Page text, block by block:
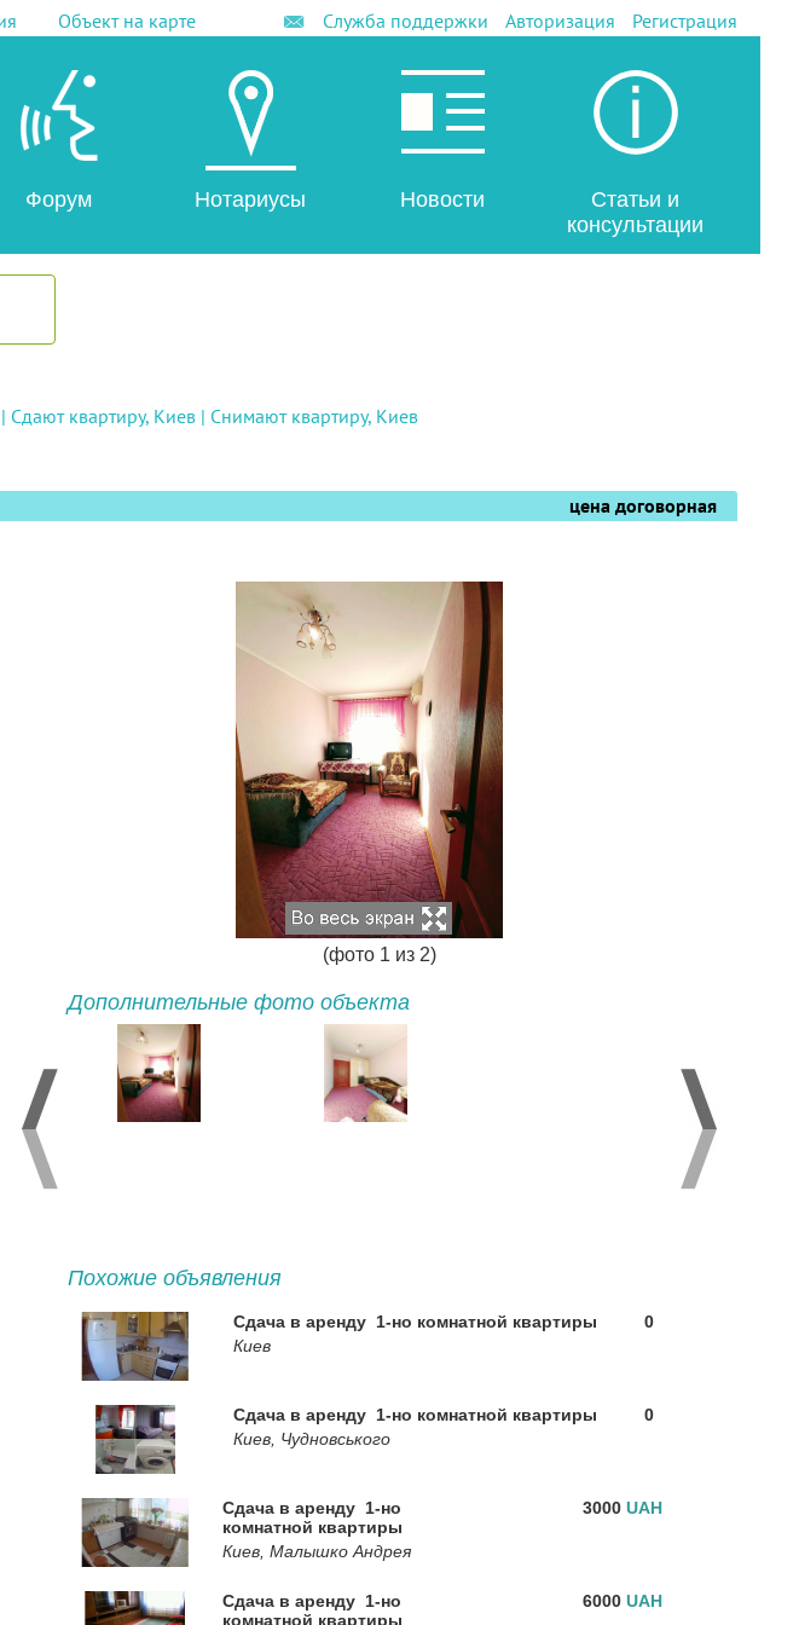
Объект на карте Служба поддержки Авторизация Регистрация
Форум Нотариусы Новости
Статьи и
консультации
Сдают квартиру, Киев| Снимают квартиру, Киев
цена договорная
(фото 1 из 2)
Дополнительные фото объекта
Похожие объявления
Сдача в аренду 1-но комнатной квартиры
Киев
0
Сдача в аренду 1-но комнатной квартиры
Киев, Чудновського
0
Сдача в аренду 1-но
комнатной квартиры
Киев, Малышко Андрея
3000 UAH
Сдача в аренду 1-но
комнатной квартиры
6000 UAH